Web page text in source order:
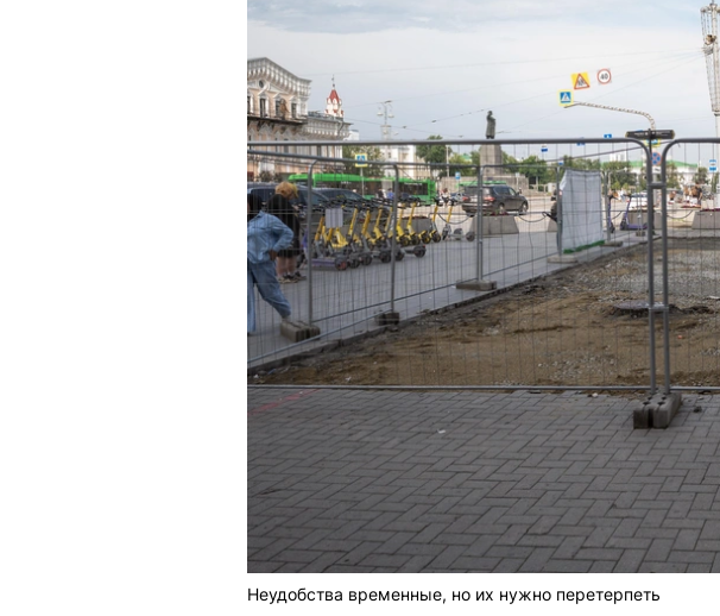
Неудобства временные, но их нужно перетерпеть